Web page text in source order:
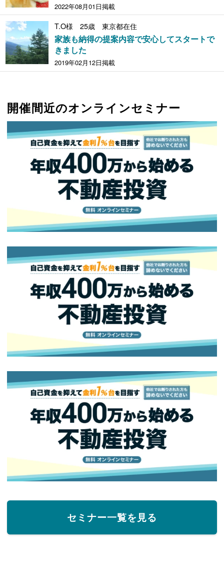
2022年08月01日掲載
T.O様 25歳 東京都在住
家族も納得の提案内容で安心してスタートで
きました
2019年02月12日掲載
開催間近のオンラインセミナー
セミナー一覧を見る